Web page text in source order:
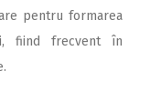
pentru formarea
fiind frecvent în